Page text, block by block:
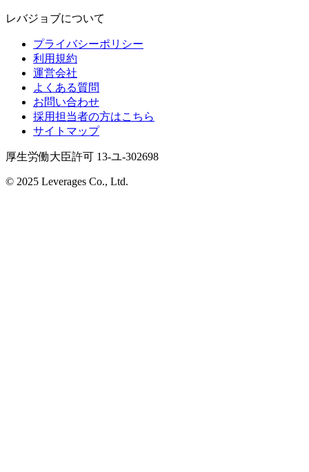
レバジョブについて
プライバシーポリシー
利用規約
運営会社
よくある質問
お問い合わせ
採用担当者の方はこちら
サイトマップ
厚生労働大臣許可 13-ユ-302698
© 2025 Leverages Co., Ltd.